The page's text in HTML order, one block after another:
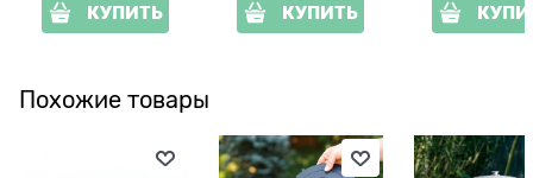
КУПИТЬ КУПИТЬ
Похожие товары